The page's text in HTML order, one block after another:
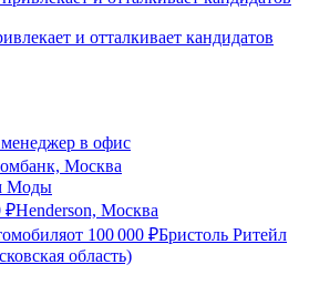
и отталкивает кандидатов
в офис
Москва
Моды
₽Henderson, Москва
от 100 000 ₽Бристоль Ритейл
область)